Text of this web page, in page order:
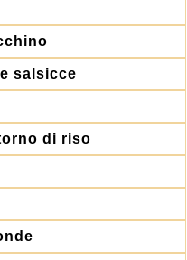
salsicce
di riso